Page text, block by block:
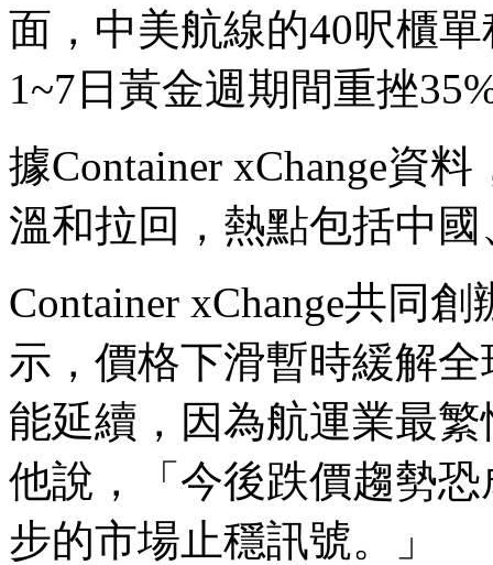
面，中美航線的40呎櫃
1~7日黃金週期間重挫
據Container xChange資
溫和拉回，熱點包括中
Container xChange共同創
示，價格下滑暫時緩解
能延續，因為航運業最
他說，「今後跌價趨勢
步的市場止穩訊號。」